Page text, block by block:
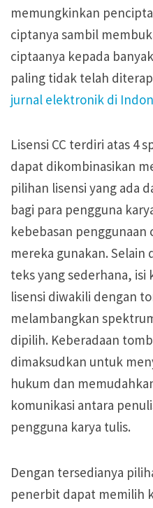
memungkinkan
ciptanya sambil
ciptaanya kepada
paling tidak telah
jurnal elektronik di
Lisensi CC terdiri atas 4
dapat dikombinasikan
pilihan lisensi yang ada
bagi para pengguna
kebebasan
mereka gunakan. Selain
teks yang sederhana,
lisensi diwakili dengan
melambangkan
dipilih. Keberadaan
dimaksudkan untuk
hukum dan
komunikasi antara
pengguna karya tulis.
Dengan tersedianya
penerbit dapat memilih